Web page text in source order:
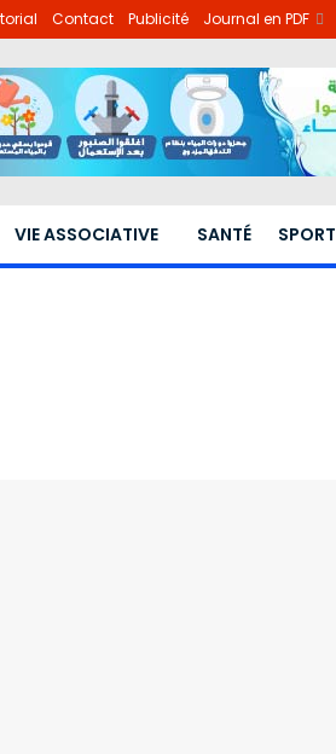
Contact Publicité Journal en PDF
VIE ASSOCIATIVE SANTÉ SPORT